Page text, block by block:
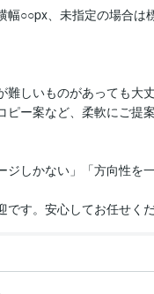
幅○○px、未指定の場合は
しいものがあっても大丈
ピー案など、柔軟にご提
ジしかない」「方向性を
す。安心してお任せくだ